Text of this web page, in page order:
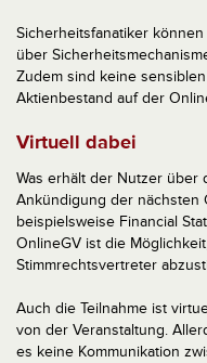
Sicherheitsfanatiker
über
Zudem sind keine
Aktienbestand auf der
Virtuell dabei
Was erhält der Nutzer über
Ankündigung der nächsten
beispielsweise Financial
OnlineGV ist die
Stimmrechtsvertreter
Auch die Teilnahme ist
von der Veranstaltung.
es keine Kommunikation